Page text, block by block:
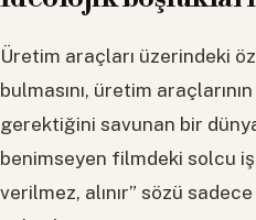
Üretim araçları üzerindeki
bulmasını, üretim
gerektiğini savunan bir
benimseyen filmdeki solcu
verilmez, alınır” sözü